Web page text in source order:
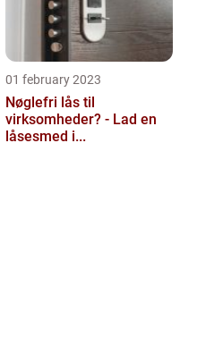
01 february 2023
Nøglefri lås til
virksomheder? - Lad en
låsesmed i...